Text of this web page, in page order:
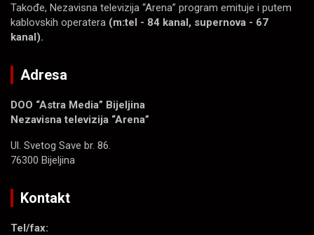
Takođe, Nezavisna televizija “Arena” program emituje i putem
kablovskih operatera (m:tel - 84 kanal, supernova - 67
kanal).
Adresa
DOO “Astra Media” Bijeljina
Nezavisna televizija “Arena”
Ul. Svetog Save br. 86.
76300 Bijeljina
Kontakt
Tel/fax: